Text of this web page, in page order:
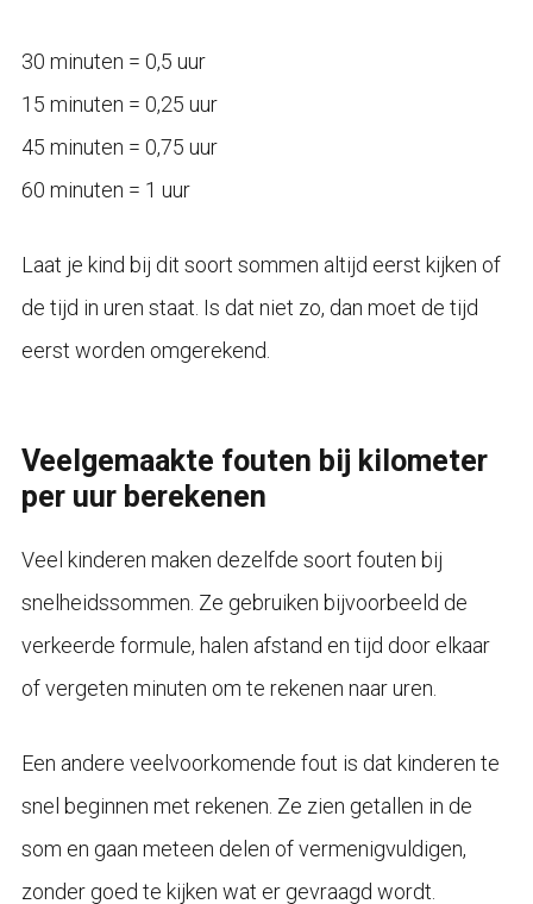
30 minuten = 0,5 uur
15 minuten = 0,25 uur
45 minuten = 0,75 uur
60 minuten = 1 uur
Laat je kind bij dit soort sommen altijd eerst kijken of
de tijd in uren staat. Is dat niet zo, dan moet de tijd
eerst worden omgerekend.
Veelgemaakte fouten bij kilometer
per uur berekenen
Veel kinderen maken dezelfde soort fouten bij
snelheidssommen. Ze gebruiken bijvoorbeeld de
verkeerde formule, halen afstand en tijd door elkaar
of vergeten minuten om te rekenen naar uren.
Een andere veelvoorkomende fout is dat kinderen te
snel beginnen met rekenen. Ze zien getallen in de
som en gaan meteen delen of vermenigvuldigen,
zonder goed te kijken wat er gevraagd wordt.